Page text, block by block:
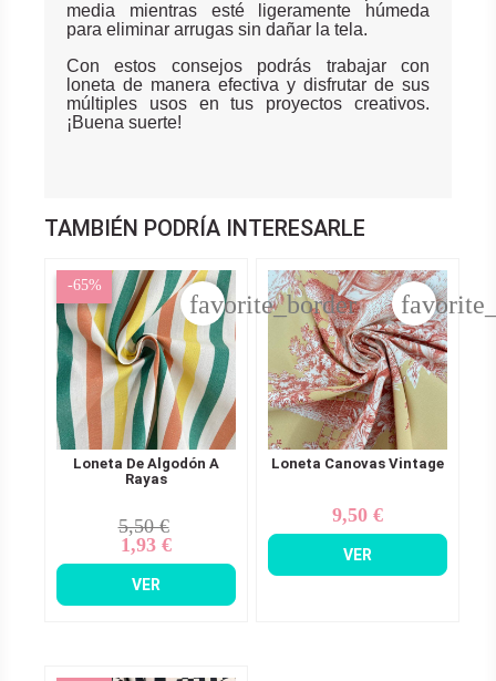
media mientras esté ligeramente húmeda
para eliminar arrugas sin dañar la tela.
Con estos consejos podrás trabajar con
loneta de manera efectiva y disfrutar de sus
múltiples usos en tus proyectos creativos.
¡Buena suerte!
TAMBIÉN PODRÍA INTERESARLE
Loneta De Algodón A
Rayas
Precio
base
5,50 €
Precio
1,93 €
-65%
VER
favorite_border
Loneta Canovas Vintage
Precio
9,50 €
VER